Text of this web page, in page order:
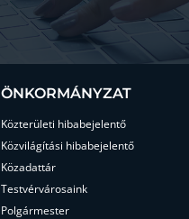
ÖNKORMÁNYZAT
Közterületi hibabejelentő
Közvilágítási hibabejelentő
Közadattár
Testvérvárosaink
Polgármester